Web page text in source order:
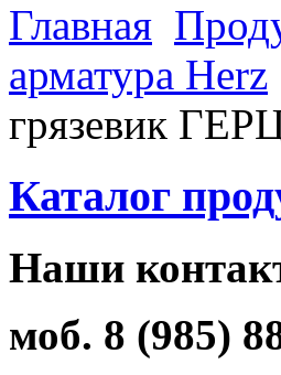
Главная
арматура Herz
грязевик
Каталог
Наши
моб. 8 (985)